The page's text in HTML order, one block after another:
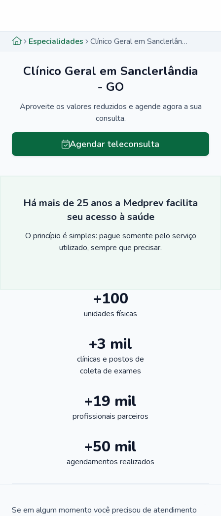
Especialidades Clínico Geral em Sanclerlândia - GO
Clínico Geral em Sanclerlândia
- GO
Aproveite os valores reduzidos e agende agora a sua
consulta.
Agendar teleconsulta
Há mais de 25 anos a Medprev facilita
seu acesso à saúde
O princípio é simples: pague somente pelo serviço
utilizado, sempre que precisar.
+100
unidades físicas
+3 mil
clínicas e postos de
coleta de exames
+19 mil
profissionais parceiros
+50 mil
agendamentos realizados
Se em algum momento você precisou de atendimento